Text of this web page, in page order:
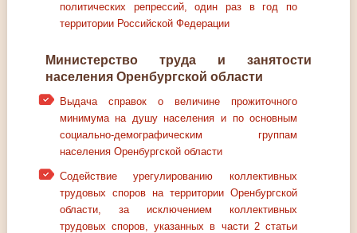
политических репрессий, один раз в год по
территории Российской Федерации
Министерство труда и занятости
населения Оренбургской области
Выдача справок о величине прожиточного
минимума на душу населения и по основным
социально-демографическим группам
населения Оренбургской области
Содействие урегулированию коллективных
трудовых споров на территории Оренбургской
области, за исключением коллективных
трудовых споров, указанных в части 2 статьи